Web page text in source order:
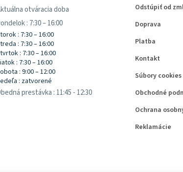
otváracia doba
: 7:30 – 16:00
: 7:30 – 16:00
: 7:30 – 16:00
: 7:30 – 16:00
: 7:30 – 16:00
: 9:00 – 12:00
: zatvorené
prestávka : 11:45 - 12:30
Odstúpiť od
Doprava
Platba
Kontakt
Súbory cookies
Obchodné
Ochrana
Reklamácie